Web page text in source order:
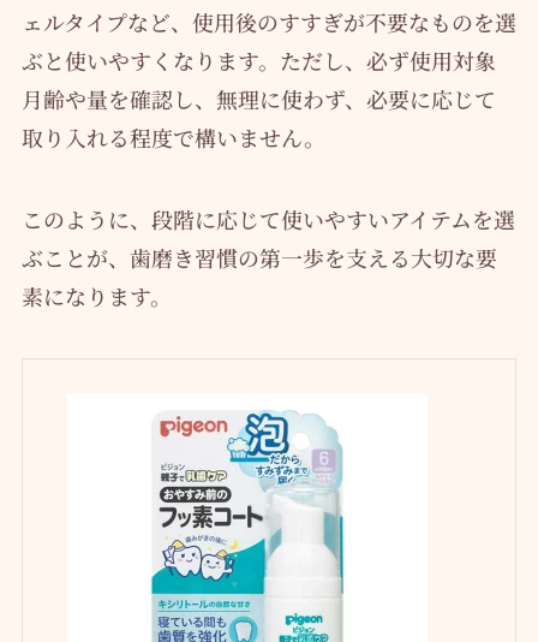
ェルタイプなど、使用後のすすぎが不要なものを選
ぶと使いやすくなります。ただし、必ず使用対象
月齢や量を確認し、無理に使わず、必要に応じて
取り入れる程度で構いません。
このように、段階に応じて使いやすいアイテムを選
ぶことが、歯磨き習慣の第一歩を支える大切な要
素になります。